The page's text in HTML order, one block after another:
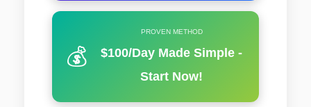
💰
PROVEN METHOD
$100/Day Made Simple -
Start Now!